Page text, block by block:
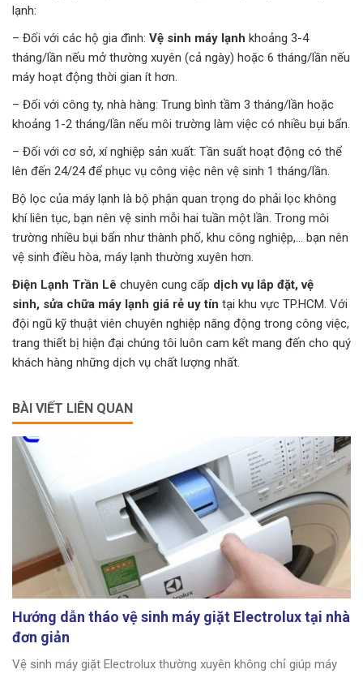
lạnh:
– Đối với các hộ gia đình: Vệ sinh máy lạnh khoảng 3-4
tháng/lần nếu mở thường xuyên (cả ngày) hoặc 6 tháng/lần nếu
máy hoạt động thời gian ít hơn.
– Đối với công ty, nhà hàng: Trung bình tầm 3 tháng/lần hoặc
khoảng 1-2 tháng/lần nếu môi trường làm việc có nhiều bụi bẩn.
– Đối với cơ sở, xí nghiệp sản xuất: Tần suất hoạt động có thể
lên đến 24/24 để phục vụ công việc nên vệ sinh 1 tháng/lần.
Bộ lọc của máy lạnh là bộ phận quan trọng do phải lọc không
khí liên tục, bạn nên vệ sinh mỗi hai tuần một lần. Trong môi
trường nhiều bụi bẩn như thành phố, khu công nghiệp,… bạn nên
vệ sinh điều hòa, máy lạnh thường xuyên hơn.
Điện Lạnh Trần Lê chuyên cung cấp dịch vụ lắp đặt, vệ
sinh, sửa chữa máy lạnh giá rẻ uy tín tại khu vực TP.HCM. Với
đội ngũ kỹ thuật viên chuyên nghiệp năng động trong công việc,
trang thiết bị hiện đại chúng tôi luôn cam kết mang đến cho quý
khách hàng những dịch vụ chất lượng nhất.
BÀI VIẾT LIÊN QUAN
Hướng dẫn tháo vệ sinh máy giặt Electrolux tại nhà
đơn giản
Vệ sinh máy giặt Electrolux thường xuyên không chỉ giúp máy